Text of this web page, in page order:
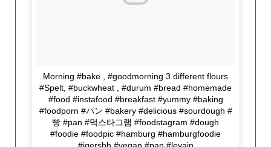
Morning #bake , #goodmorning 3 different flours
#Spelt, #buckwheat , #durum #bread #homemade
#food #instafood #breakfast #yummy #baking
#foodporn #パン #bakery #delicious #sourdough #
빵 #pan #먹스타그램 #foodstagram #dough
#foodie #foodpic #hamburg #hamburgfoodie